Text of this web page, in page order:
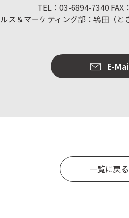
TEL：03-6894-7340 FAX
ス＆マーケティング部：鴇田（
E-
一覧に戻る